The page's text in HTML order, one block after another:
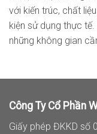
với kiến trúc, chất
kiện sử dụng thực
những không gian
Công Ty Cổ Phần
Giấy phép ĐKKD số